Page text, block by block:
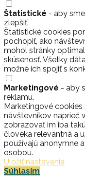
Štatistické - aby
zlepšiť.
Štatistické cookies
pochopiť, ako
mohol stránky
skúsenosť. Všetky
možné ich spojiť s
Marketingové - aby
reklamu.
Marketingové
návštevníkov naprieč
zobrazovať im iba
človeka relevantná a
používajú anonymne
osobou.
Uložiť nastavenia
Súhlasím